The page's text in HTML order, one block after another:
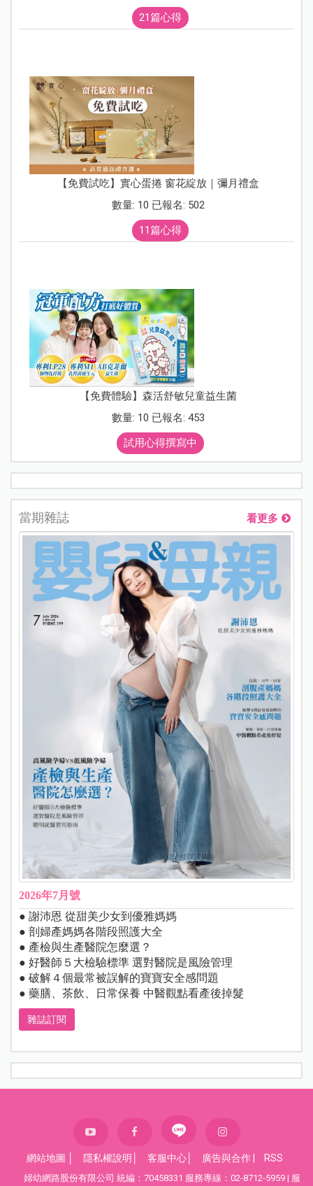
21篇心得
【免費試吃】實心蛋捲 窗花綻放｜彌月禮盒
數量: 10 已報名: 502
11篇心得
【免費體驗】森活舒敏兒童益生菌
數量: 10 已報名: 453
試用心得撰寫中
當期雜誌 看更多
2026年7月號
● 謝沛恩 從甜美少女到優雅媽媽
● 剖婦產媽媽各階段照護大全
● 產檢與生產醫院怎麼選？
● 好醫師５大檢驗標準 選對醫院是風險管理
● 破解４個最常被誤解的寶寶安全感問題
● 藥膳、茶飲、日常保養 中醫觀點看產後掉髮
雜誌訂閱
網站地圖 隱私權說明 客服中心 廣告與合作 RSS
婦幼網路股份有限公司 統編：70458331 服務專線：02-8712-5959 | 服